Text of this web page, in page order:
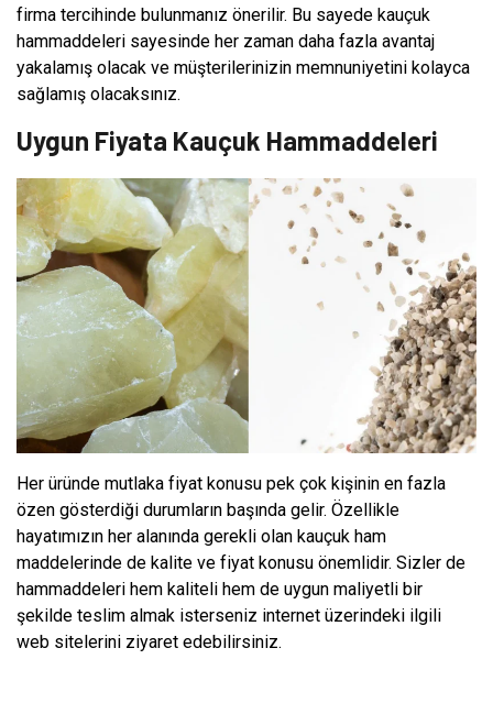
firma tercihinde bulunmanız önerilir. Bu sayede kauçuk
hammaddeleri sayesinde her zaman daha fazla avantaj
yakalamış olacak ve müşterilerinizin memnuniyetini kolayca
sağlamış olacaksınız.
Uygun Fiyata Kauçuk Hammaddeleri
Her üründe mutlaka fiyat konusu pek çok kişinin en fazla
özen gösterdiği durumların başında gelir. Özellikle
hayatımızın her alanında gerekli olan kauçuk ham
maddelerinde de kalite ve fiyat konusu önemlidir. Sizler de
hammaddeleri hem kaliteli hem de uygun maliyetli bir
şekilde teslim almak isterseniz internet üzerindeki ilgili
web sitelerini ziyaret edebilirsiniz.